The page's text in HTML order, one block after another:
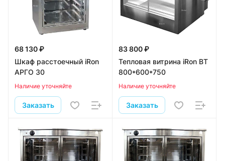
68 130 ₽
Шкаф расстоечный iRon
АРГО 30
Наличие уточняйте
Заказать
83 800 ₽
Тепловая витрина iRon ВТ
800*600*750
Наличие уточняйте
Заказать